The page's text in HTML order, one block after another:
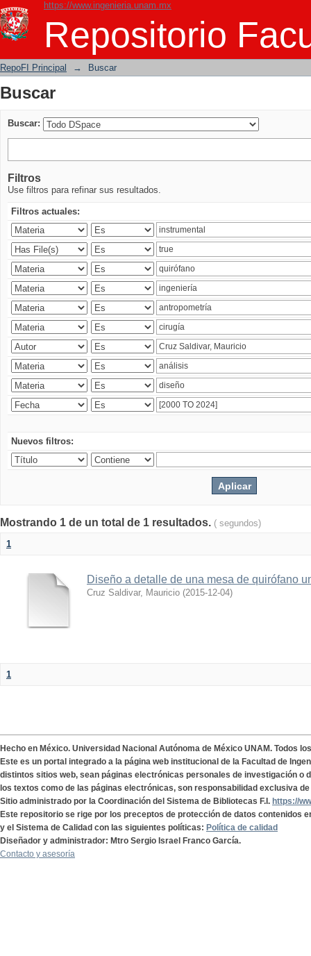
https://www.ingenieria.unam.mx
Repositorio
Buscar
RepoFI Principal → Buscar
Buscar
Buscar:
Filtros
Use filtros para refinar sus resultados.
Filtros actuales:
Nuevos filtros:
Mostrando 1 de un total de 1 resultados. ( segundos)
1
Diseño a detalle de una mesa de quirófano
Cruz Saldivar, Mauricio (2015-12-04)
1
Hecho en México. Universidad Nacional Autónoma de México UNAM. Todos
Este es un portal integrado a la página web institucional de la Facultad de
distintos sitios web, sean páginas electrónicas personales de investigación o
los textos como de las páginas electrónicas, son responsabilidad exclusiva
Sitio administrado por la Coordinación del Sistema de Bibliotecas F.I. https://
Este repositorio se rige por los preceptos de protección de datos contenidos
y el Sistema de Calidad con las siguientes políticas: Política de calidad
Diseñador y administrador: Mtro Sergio Israel Franco García.
Contacto y asesoría